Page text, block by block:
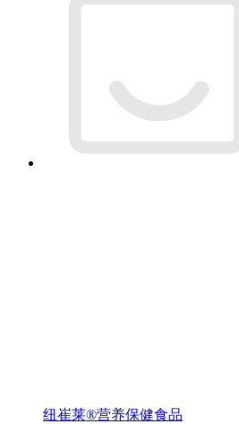
纽崔莱®营养保健食品